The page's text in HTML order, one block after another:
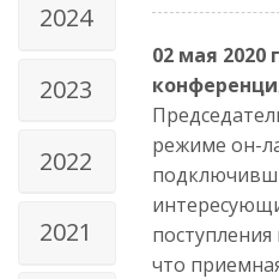
2024
2023
2022
2021
02 мая 2020
режиме он-
что